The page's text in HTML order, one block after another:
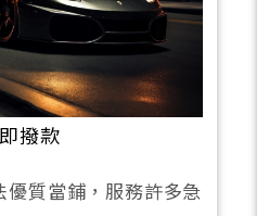
撥款
質當鋪，服務許多急